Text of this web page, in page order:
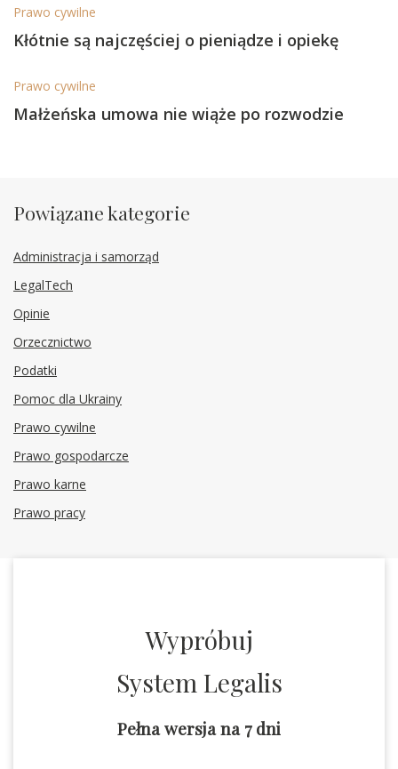
Prawo cywilne
Kłótnie są najczęściej o pieniądze i opiekę
Prawo cywilne
Małżeńska umowa nie wiąże po rozwodzie
Powiązane kategorie
Administracja i samorząd
LegalTech
Opinie
Orzecznictwo
Podatki
Pomoc dla Ukrainy
Prawo cywilne
Prawo gospodarcze
Prawo karne
Prawo pracy
Wypróbuj
System Legalis
Pełna wersja na 7 dni